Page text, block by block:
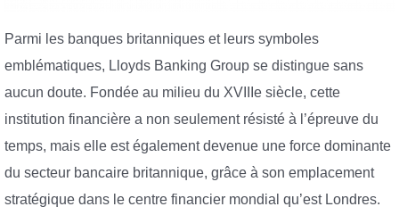
Parmi les banques britanniques et leurs symboles
emblématiques, Lloyds Banking Group se distingue sans
aucun doute. Fondée au milieu du XVIIIe siècle, cette
institution financière a non seulement résisté à l’épreuve du
temps, mais elle est également devenue une force dominante
du secteur bancaire britannique, grâce à son emplacement
stratégique dans le centre financier mondial qu’est Londres.